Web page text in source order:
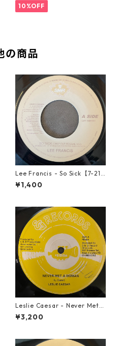
10%OFF
の商品
Lee Francis - So Sick【7-219
25】
¥1,400
Leslie Caesar - Never Met A
Woman【12-50067】
¥3,200